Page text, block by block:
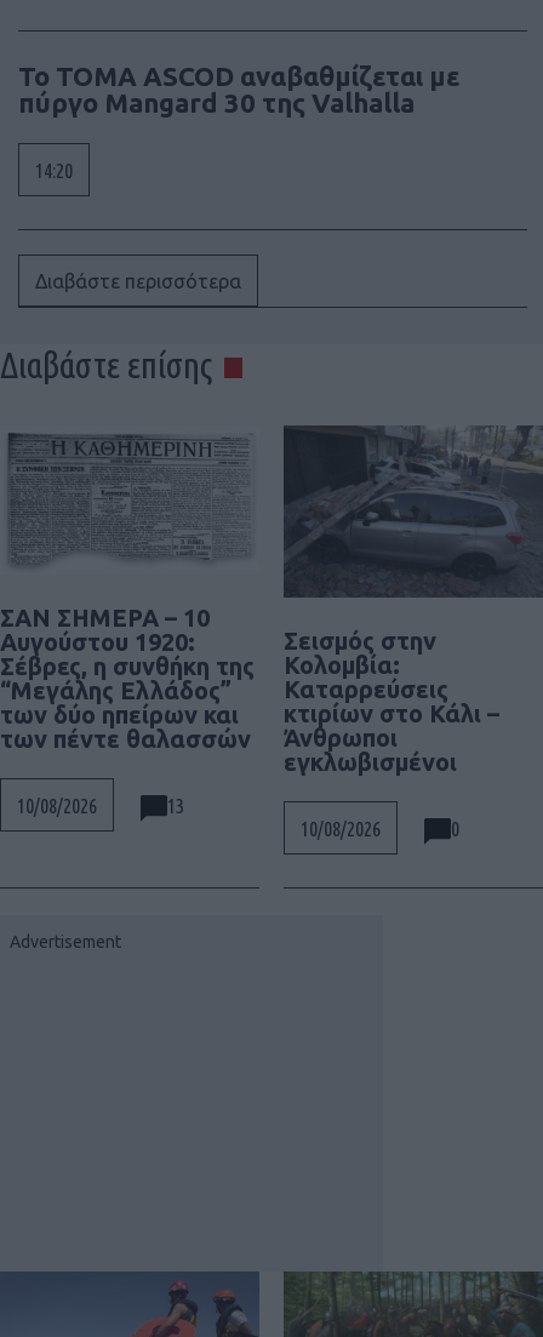
Το ΤΟΜΑ ASCOD αναβαθμίζεται με
πύργο Mangard 30 της Valhalla
14:20
Διαβάστε περισσότερα
Διαβάστε επίσης
ΣΑΝ ΣΗΜΕΡΑ – 10
Αυγούστου 1920:
Σέβρες, η συνθήκη της
“Μεγάλης Ελλάδος”
των δύο ηπείρων και
των πέντε θαλασσών
10/08/2026 13
Σεισμός στην
Κολομβία:
Καταρρεύσεις
κτιρίων στο Κάλι –
Άνθρωποι
εγκλωβισμένοι
10/08/2026 0